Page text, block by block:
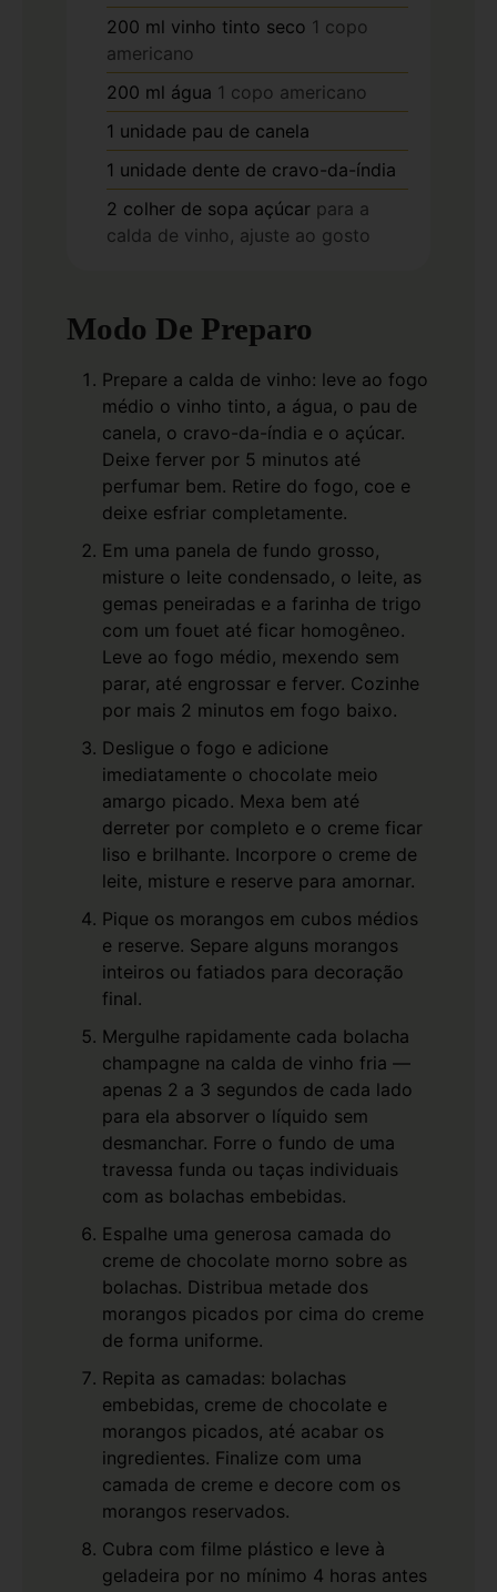
200 ml vinho tinto seco 1 copo
americano
200 ml água 1 copo americano
1 unidade pau de canela
1 unidade dente de cravo-da-índia
2 colher de sopa açúcar para a
calda de vinho, ajuste ao gosto
Modo De Preparo
Prepare a calda de vinho: leve ao fogo
médio o vinho tinto, a água, o pau de
canela, o cravo-da-índia e o açúcar.
Deixe ferver por 5 minutos até
perfumar bem. Retire do fogo, coe e
deixe esfriar completamente.
Em uma panela de fundo grosso,
misture o leite condensado, o leite, as
gemas peneiradas e a farinha de trigo
com um fouet até ficar homogêneo.
Leve ao fogo médio, mexendo sem
parar, até engrossar e ferver. Cozinhe
por mais 2 minutos em fogo baixo.
Desligue o fogo e adicione
imediatamente o chocolate meio
amargo picado. Mexa bem até
derreter por completo e o creme ficar
liso e brilhante. Incorpore o creme de
leite, misture e reserve para amornar.
Pique os morangos em cubos médios
e reserve. Separe alguns morangos
inteiros ou fatiados para decoração
final.
Mergulhe rapidamente cada bolacha
champagne na calda de vinho fria —
apenas 2 a 3 segundos de cada lado
para ela absorver o líquido sem
desmanchar. Forre o fundo de uma
travessa funda ou taças individuais
com as bolachas embebidas.
Espalhe uma generosa camada do
creme de chocolate morno sobre as
bolachas. Distribua metade dos
morangos picados por cima do creme
de forma uniforme.
Repita as camadas: bolachas
embebidas, creme de chocolate e
morangos picados, até acabar os
ingredientes. Finalize com uma
camada de creme e decore com os
morangos reservados.
Cubra com filme plástico e leve à
geladeira por no mínimo 4 horas antes